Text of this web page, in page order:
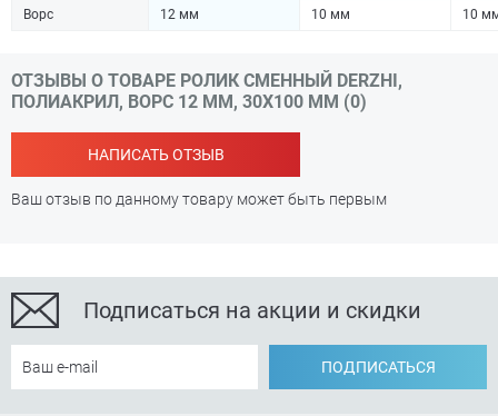
Ворс
12 мм 10 мм 10
ОТЗЫВЫ О ТОВАРЕ РОЛИК СМЕННЫЙ DERZHI,
ПОЛИАКРИЛ, ВОРС 12 ММ, 30Х100 ММ (0)
НАПИСАТЬ ОТЗЫВ
Ваш отзыв по данному товару может быть первым
Подписаться на акции и скидки
ПОДПИСАТЬСЯ